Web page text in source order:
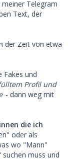
Telegram
Text, der
der Zeit von etwa
Fakes und
Profil und
- dann weg mit
die ich
oder als
wo "Mann"
muss und